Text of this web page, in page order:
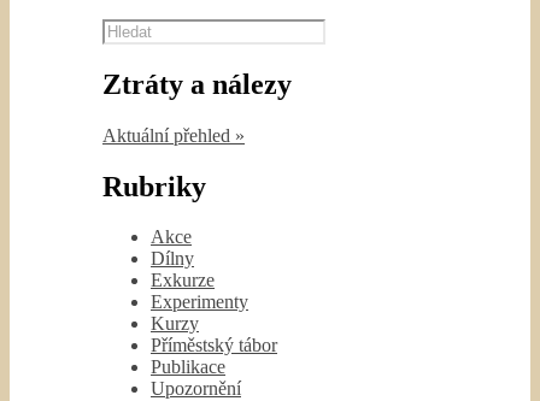
Hledat
Ztráty a nálezy
Aktuální přehled »
Rubriky
Akce
Dílny
Exkurze
Experimenty
Kurzy
Příměstský tábor
Publikace
Upozornění